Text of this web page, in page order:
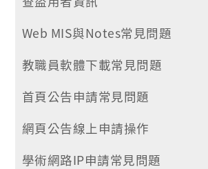
Web MIS與Notes常見問題
教職員軟體下載常見問題
首頁公告申請常見問題
網頁公告線上申請操作
學術網路IP申請常見問題